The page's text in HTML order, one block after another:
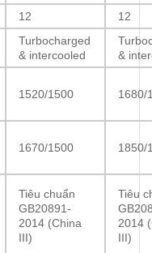
12
12
Turbocharged
& intercooled
&
1520/1500 1680/
1670/1500 1850/
Tiêu chuẩn
GB20891-
2014 (China
III)
Tiêu
2014
III)